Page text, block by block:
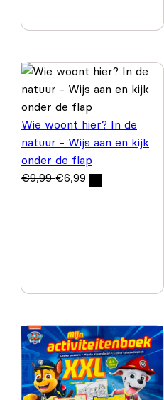
Wie woont hier? In de
natuur - Wijs aan en kijk
onder de flap
€9,99 €6,99